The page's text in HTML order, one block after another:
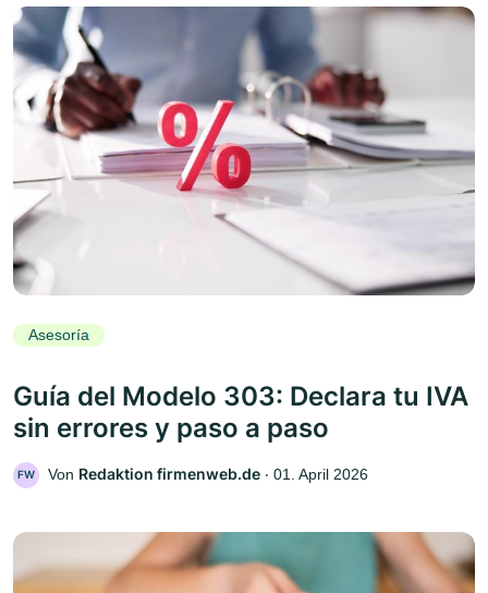
Asesoría
Guía del Modelo 303: Declara tu IVA
sin errores y paso a paso
FW Von Redaktion firmenweb.de ‧ 01. April 2026